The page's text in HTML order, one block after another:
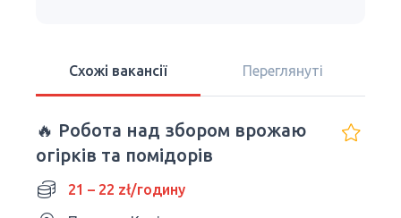
Схожі вакансії Переглянуті
🔥 Робота над збором врожаю
огірків та помідорів
21 – 22 zł/годину